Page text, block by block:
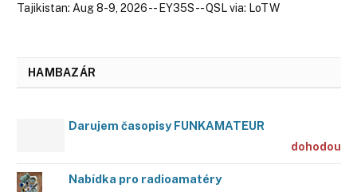
Tajikistan: Aug 8-9, 2026 -- EY35S -- QSL via: LoTW
HAMBAZÁR
Darujem časopisy FUNKAMATEUR
dohodou
Nabídka pro radioamatéry